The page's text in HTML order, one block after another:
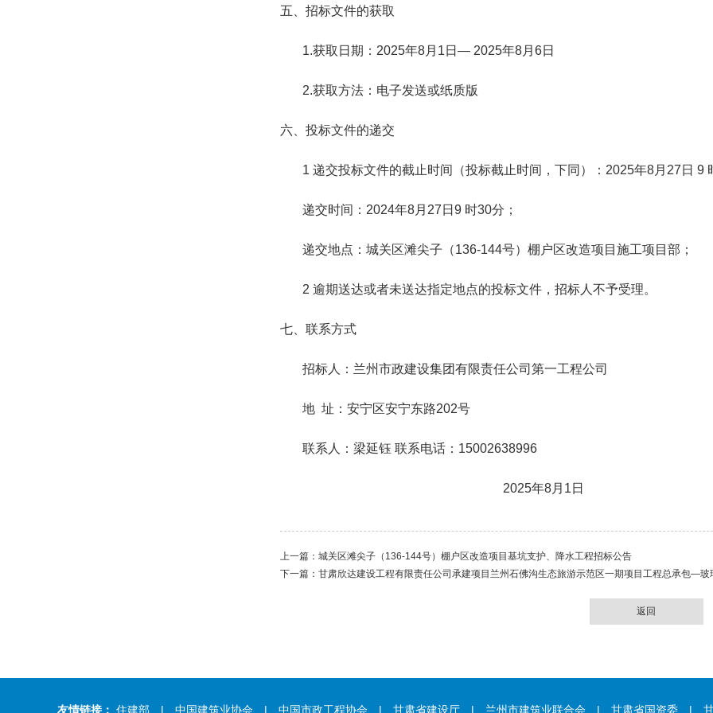
五、招标文件的获取
1.获取日期： 2025年8月 1 日— 2025年8月 6日
2.获取方法：电子发送或纸质版
六、投标文件的递交
1 递交投标文件的截止时间（投标截止时间，下同）： 2025年8月 27 日 9
递交时间： 2024年8月 27 日 9 时30分；
递交地点：城关区滩尖子（136-144号）棚户区改造项目施工项目部；
2 逾期送达或者未送达指定地点的投标文件，招标人不予受理。
七、联系方式
招标人：兰州市政建设集团有限责任公司第一工程公司
地 址：安宁区安宁东路202号
联系人：梁延钰 联系电话： 15002638996
2025年8月 1 日
上一篇： 城关区滩尖子（136-144号）棚户区改造项目基坑支护、降水工程招标公告
下一篇： 甘肃欣达建设工程有限责任公司承建项目兰州石佛沟生态旅游示范区一期项目工程总承包—玻
返回
友情链接： 住建部 | 中国建筑业协会 | 中国市政工程协会 | 甘肃省建设厅 | 兰州市建筑业联合会 | 甘肃省国资委 | 甘